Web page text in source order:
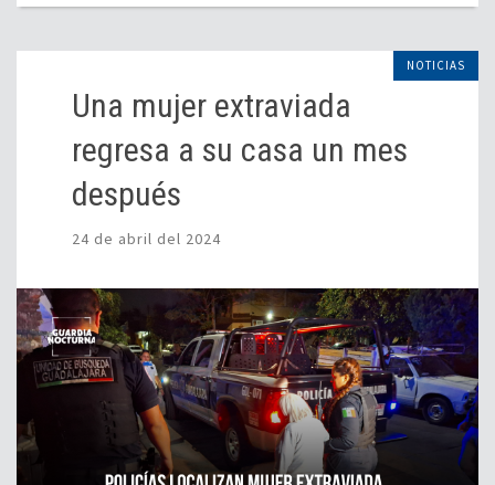
NOTICIAS
Una mujer extraviada
regresa a su casa un mes
después
24 de abril del 2024